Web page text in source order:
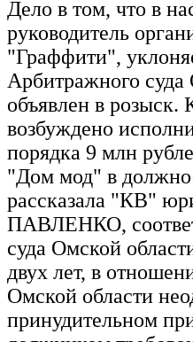
Дело в том, что в
руководитель
"Граффити",
Арбитражного суда
объявлен в
возбуждено
порядка 9 млн
"Дом мод" в
рассказала "КВ"
ПАВЛЕНКО,
суда Омской
двух лет, в
Омской области
принудительном